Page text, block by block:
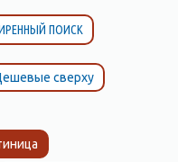
известны под такими
Су, прилегающий к
из узкого
ПОИСК
сверху